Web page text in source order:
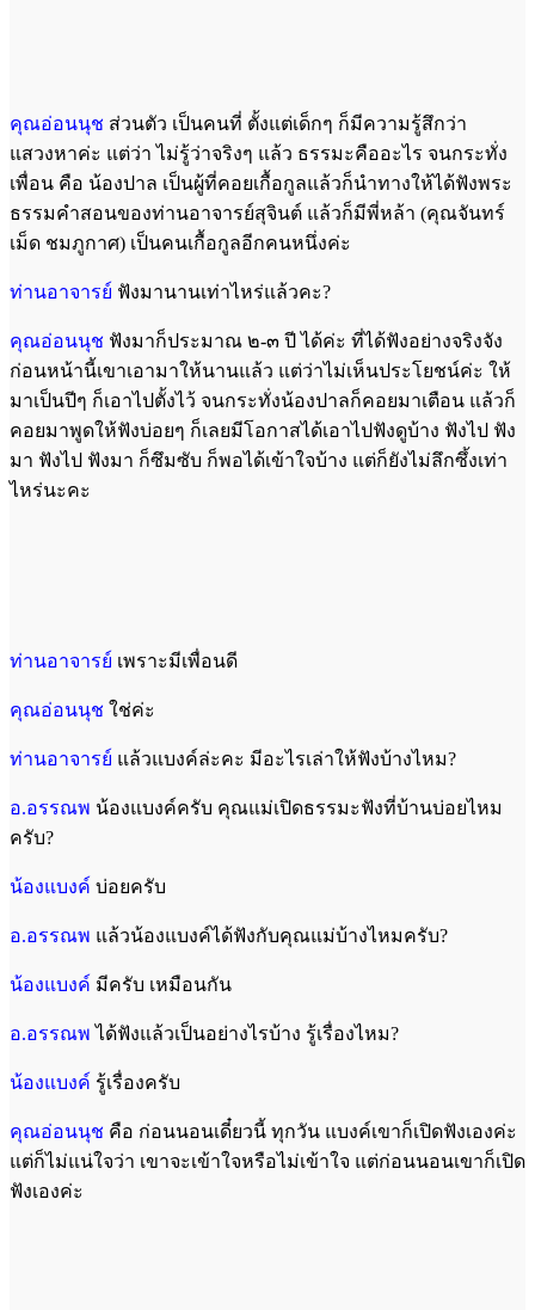
คุณอ่อนนุช ส่วนตัว เป็นคนที่ ตั้งแต่เด็กๆ ก็มีความรู้สึกว่า
แสวงหาค่ะ แต่ว่า ไม่รู้ว่าจริงๆ แล้ว ธรรมะคืออะไร จนกระทั่ง
เพื่อน คือ น้องปาล เป็นผู้ที่คอยเกื้อกูลแล้วก็นำทางให้ได้ฟังพระ
ธรรมคำสอนของท่านอาจารย์สุจินต์ แล้วก็มีพี่หล้า (คุณจันทร์
เม็ด ชมภูกาศ) เป็นคนเกื้อกูลอีกคนหนึ่งค่ะ
ท่านอาจารย์ ฟังมานานเท่าไหร่แล้วคะ?
คุณอ่อนนุช ฟังมาก็ประมาณ ๒-๓ ปี ได้ค่ะ ที่ได้ฟังอย่างจริงจัง
ก่อนหน้านี้เขาเอามาให้นานแล้ว แต่ว่าไม่เห็นประโยชน์ค่ะ ให้
มาเป็นปีๆ ก็เอาไปตั้งไว้ จนกระทั่งน้องปาลก็คอยมาเตือน แล้วก็
คอยมาพูดให้ฟังบ่อยๆ ก็เลยมีโอกาสได้เอาไปฟังดูบ้าง ฟังไป ฟัง
มา ฟังไป ฟังมา ก็ซึมซับ ก็พอได้เข้าใจบ้าง แต่ก็ยังไม่ลึกซึ้งเท่า
ไหร่นะคะ
ท่านอาจารย์ เพราะมีเพื่อนดี
คุณอ่อนนุช ใช่ค่ะ
ท่านอาจารย์ แล้วแบงค์ล่ะคะ มีอะไรเล่าให้ฟังบ้างไหม?
อ.อรรณพ น้องแบงค์ครับ คุณแม่เปิดธรรมะฟังที่บ้านบ่อยไหม
ครับ?
น้องแบงค์ บ่อยครับ
อ.อรรณพ แล้วน้องแบงค์ได้ฟังกับคุณแม่บ้างไหมครับ?
น้องแบงค์ มีครับ เหมือนกัน
อ.อรรณพ ได้ฟังแล้วเป็นอย่างไรบ้าง รู้เรื่องไหม?
น้องแบงค์ รู้เรื่องครับ
คุณอ่อนนุช คือ ก่อนนอนเดี๋ยวนี้ ทุกวัน แบงค์เขาก็เปิดฟังเองค่ะ
แต่ก็ไม่แน่ใจว่า เขาจะเข้าใจหรือไม่เข้าใจ แต่ก่อนนอนเขาก็เปิด
ฟังเองค่ะ